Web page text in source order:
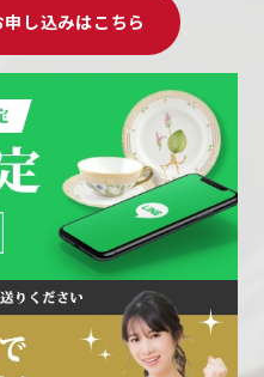
し込みはこちら